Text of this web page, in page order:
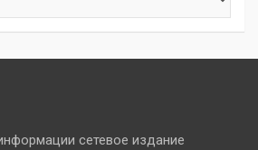
сетевое издание